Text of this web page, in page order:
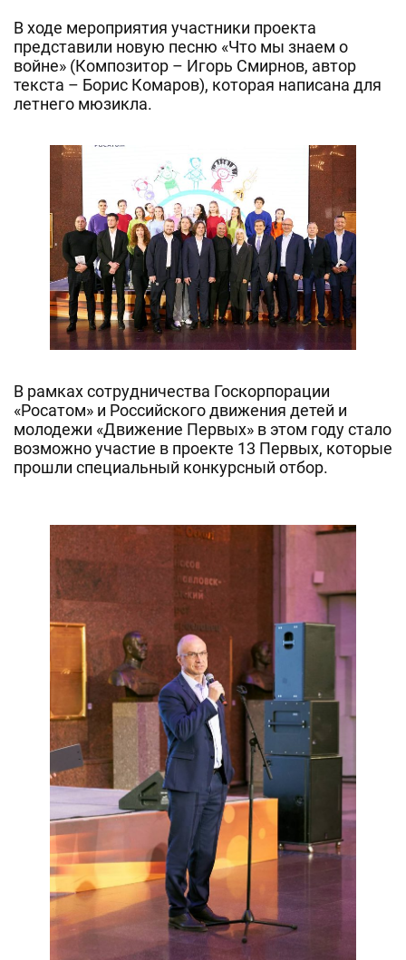
В ходе мероприятия участники проекта
представили новую песню «Что мы знаем о
войне» (Композитор – Игорь Смирнов, автор
текста – Борис Комаров), которая написана для
летнего мюзикла.
В рамках сотрудничества Госкорпорации
«Росатом» и Российского движения детей и
молодежи «Движение Первых» в этом году стало
возможно участие в проекте 13 Первых, которые
прошли специальный конкурсный отбор.